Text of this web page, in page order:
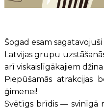
Šogad esam
Latvijas grupu
arī viskaislīgākajiem
Piepūšamās
ģimenei!
Svētīgs brīdis — svinīgā